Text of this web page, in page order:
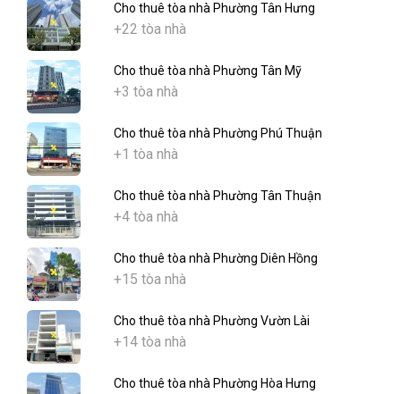
Cho thuê tòa nhà Phường Tân Hưng
+22 tòa nhà
Cho thuê tòa nhà Phường Tân Mỹ
+3 tòa nhà
Cho thuê tòa nhà Phường Phú Thuận
+1 tòa nhà
Cho thuê tòa nhà Phường Tân Thuận
+4 tòa nhà
Cho thuê tòa nhà Phường Diên Hồng
+15 tòa nhà
Cho thuê tòa nhà Phường Vườn Lài
+14 tòa nhà
Cho thuê tòa nhà Phường Hòa Hưng